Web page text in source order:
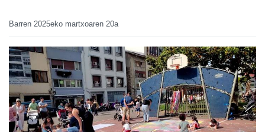
Barren 2025eko martxoaren 20a